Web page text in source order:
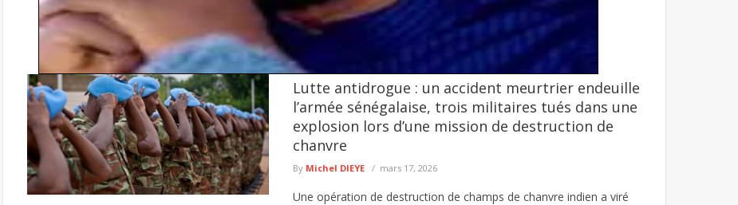
Keur Massar : Après Marie Angélique Diouf, Aminata Sow quitte Pastef pour rejoindre Kiiraay-Les
Patriotes républicains
Le parti Pastef continue d'enregistrer des départs dans le département de Keur Massar. Après celui de l'ancienne ministre de la ...
lire plus
Lutte antidrogue : un accident meurtrier endeuille
l’armée sénégalaise, trois militaires tués dans une
explosion lors d’une mission de destruction de
chanvre
By Michel DIEYE mars 17, 2026
Une opération de destruction de champs de chanvre indien a viré